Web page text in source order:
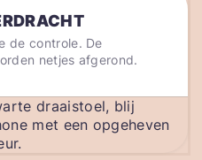
de controle. De
netjes afgerond.